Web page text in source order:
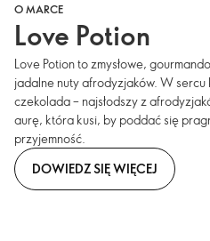
O MARCE
Love Potion
Love Potion to zmysłowe,
jadalne nuty afrodyzjaków. W sercu
czekolada – najsłodszy z
aurę, która kusi, by poddać się
przyjemność.
DOWIEDZ SIĘ WIĘCEJ